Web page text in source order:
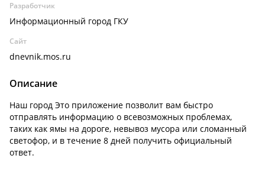
Разработчик
Информационный город ГКУ
Сайт
dnevnik.mos.ru
Описание
Наш город Это приложение позволит вам быстро
отправлять информацию о всевозможных проблемах,
таких как ямы на дороге, невывоз мусора или сломанный
светофор, и в течение 8 дней получить официальный
ответ.